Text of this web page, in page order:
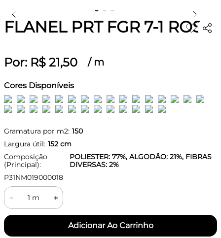
FLANEL PRT FGR 7-1 ROSA
Por: R$ 21,50 / m
Cores Disponíveis
Gramatura por m2: 150
Largura útil: 152 cm
Composição
(Principal):
POLIESTER: 77%, ALGODÃO: 21%, FIBRAS
DIVERSAS: 2%
P31NM019000018
＋
－